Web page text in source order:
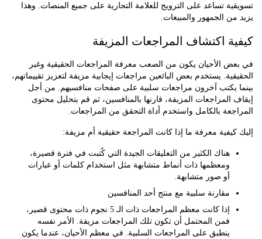
تساعد على الترويج للعلامة التجارية على جميع المنصات. وهذا
الجمهور والمبيعات.
اكتشاف المراجعات المزيفة
الأحيان يكون من الصعب معرفة المراجعات الحقيقية وغير
يستخدم بعض البائعين مراجعات إيجابية مزيفة لتعزيز تقييماتهم،
يكتب آخرون مراجعات سلبية على صفحات منافسيهم. من أجل
المراجعات المزيفة، قارنها بالمنافسين، ثم قم بتحليل محتوى
بالكامل واستخدم أداة التحقق من المراجعات.
معرفة ما إذا كانت المراجعة حقيقية أم مزيفة:
هناك الكثير من التعليقات الجيدة التي كُتبت في فترة قصيرة،
ومعظمها ذات أنماط متشابهة مثل استخدام كلمات أو عبارات
أو صور متشابهة.
مقارنة سلبية مع منتج أحد المنافسين
إذا كانت معظم المراجعات ذات الـ 5 نجوم ذات محتوى قصير،
فمن المحتمل أن تكون تلك المراجعات مزيفة. الأمر نفسه
ينطبق على المراجعات السلبية. في معظم الأحيان، عندما يكون